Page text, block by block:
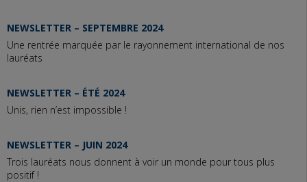
NEWSLETTER – SEPTEMBRE 2024
Une rentrée marquée par le rayonnement international de nos
lauréats
NEWSLETTER – ÉTÉ 2024
Unis, rien n’est impossible !
NEWSLETTER – JUIN 2024
Trois lauréats nous donnent à voir un monde pour tous plus
positif !